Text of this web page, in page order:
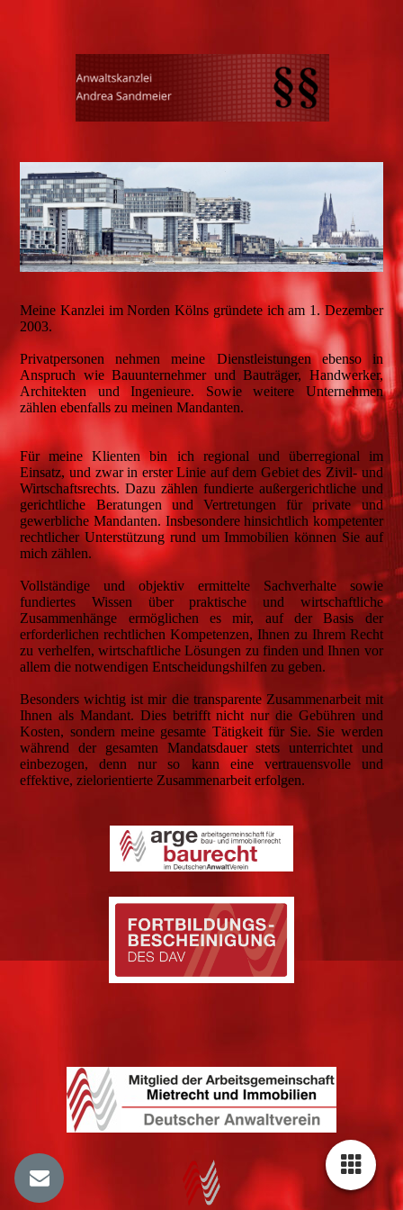
Meine Kanzlei im Norden Kölns gründete ich am 1. Dezember
2003.
Privatpersonen nehmen meine Dienstleistungen ebenso in
Anspruch wie Bauunternehmer und Bauträger, Handwerker,
Architekten und Ingenieure. Sowie weitere Unternehmen
zählen ebenfalls zu meinen Mandanten.
Für meine Klienten bin ich regional und überregional im
Einsatz, und zwar in erster Linie auf dem Gebiet des Zivil- und
Wirtschaftsrechts. Dazu zählen fundierte außergerichtliche und
gerichtliche Beratungen und Vertretungen für private und
gewerbliche Mandanten. Insbesondere hinsichtlich kompetenter
rechtlicher Unterstützung rund um Immobilien können Sie auf
mich zählen.
Vollständige und objektiv ermittelte Sachverhalte sowie
fundiertes Wissen über praktische und wirtschaftliche
Zusammenhänge ermöglichen es mir, auf der Basis der
erforderlichen rechtlichen Kompetenzen, Ihnen zu Ihrem Recht
zu verhelfen, wirtschaftliche Lösungen zu finden und Ihnen vor
allem die notwendigen Entscheidungshilfen zu geben.
Besonders wichtig ist mir die transparente Zusammenarbeit mit
Ihnen als Mandant. Dies betrifft nicht nur die Gebühren und
Kosten, sondern meine gesamte Tätigkeit für Sie. Sie werden
während der gesamten Mandatsdauer stets unterrichtet und
einbezogen, denn nur so kann eine vertrauensvolle und
effektive, zielorientierte Zusammenarbeit erfolgen.